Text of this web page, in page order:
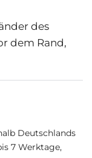
des
dem Rand,
Deutschlands
7 Werktage,